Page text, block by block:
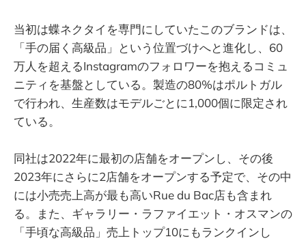
当初は蝶ネクタイを専門にしていたこのブランドは、
「手の届く高級品」という位置づけへと進化し、60
万人を超えるInstagramのフォロワーを抱えるコミュ
ニティを基盤としている。製造の80%はポルトガル
で行われ、生産数はモデルごとに1,000個に限定され
ている。
同社は2022年に最初の店舗をオープンし、その後
2023年にさらに2店舗をオープンする予定で、その中
には小売売上高が最も高いRue du Bac店も含まれ
る。また、ギャラリー・ラファイエット・オスマンの
「手頃な高級品」売上トップ10にもランクインし